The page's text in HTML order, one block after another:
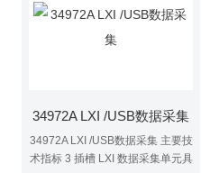
34972A LXI /USB数据采集
34972A LXI /USB数据采集 主要技
术指标 3 插槽 LXI 数据采集单元具